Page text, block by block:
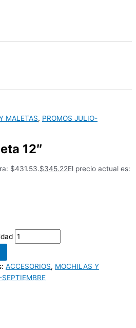
MALETAS, PROMOS JULIO-
12″
$431.53.$345.22El precio actual es:
ACCESORIOS, MOCHILAS Y